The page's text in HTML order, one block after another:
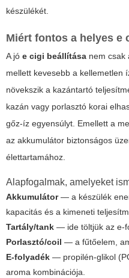
készülékét.
Miért fontos a helyes e
A jó e cigi beállítása nem csak
mellett kevesebb a kellemetlen
növekszik a kazántartó
kazán vagy porlasztó korai
gőz-íz egyensúlyt. Emellett a
az akkumulátor biztonságos
élettartamához.
Alapfogalmak, amelyeket
Akkumulátor— a készülék
kapacitás és a kimeneti
Tartály/tank — ide töltjük az e-
Porlasztó/coil — a fűtőelem,
E-folyadék — propilén-glikol
aroma kombinációja.